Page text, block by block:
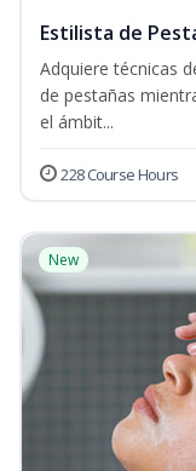
Estilista de
Adquiere técnicas
de pestañas
el ámbit...
228 Course Hours
New